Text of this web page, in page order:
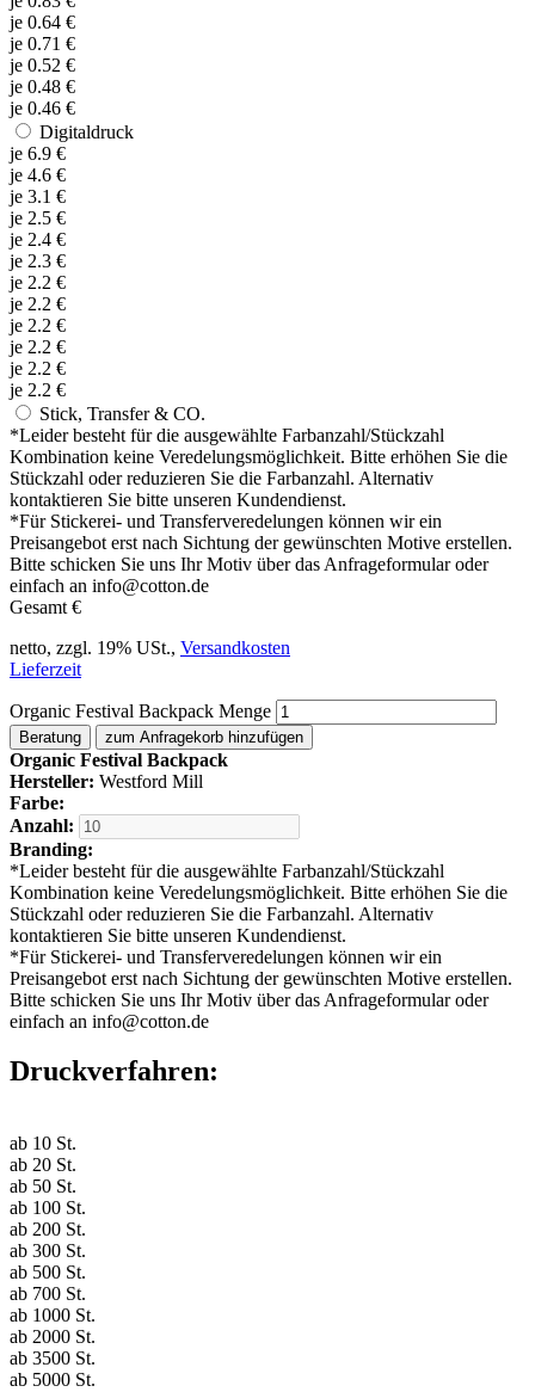
je 0.64 €
je 0.71 €
je 0.52 €
je 0.48 €
je 0.46 €
Digitaldruck
je 6.9 €
je 4.6 €
je 3.1 €
je 2.5 €
je 2.4 €
je 2.3 €
je 2.2 €
je 2.2 €
je 2.2 €
je 2.2 €
je 2.2 €
je 2.2 €
Stick, Transfer & CO.
*Leider besteht für die ausgewählte Farbanzahl/Stückzahl
Kombination keine Veredelungsmöglichkeit. Bitte erhöhen Sie die
Stückzahl oder reduzieren Sie die Farbanzahl. Alternativ
kontaktieren Sie bitte unseren Kundendienst.
*Für Stickerei- und Transferveredelungen können wir ein
Preisangebot erst nach Sichtung der gewünschten Motive erstellen.
Bitte schicken Sie uns Ihr Motiv über das Anfrageformular oder
einfach an info@cotton.de
Gesamt €
netto, zzgl. 19% USt., Versandkosten
Lieferzeit
Organic Festival Backpack Menge
Beratung zum Anfragekorb hinzufügen
Organic Festival Backpack
Hersteller: Westford Mill
Farbe:
Anzahl:
Branding:
*Leider besteht für die ausgewählte Farbanzahl/Stückzahl
Kombination keine Veredelungsmöglichkeit. Bitte erhöhen Sie die
Stückzahl oder reduzieren Sie die Farbanzahl. Alternativ
kontaktieren Sie bitte unseren Kundendienst.
*Für Stickerei- und Transferveredelungen können wir ein
Preisangebot erst nach Sichtung der gewünschten Motive erstellen.
Bitte schicken Sie uns Ihr Motiv über das Anfrageformular oder
einfach an info@cotton.de
Druckverfahren:
ab 10 St.
ab 20 St.
ab 50 St.
ab 100 St.
ab 200 St.
ab 300 St.
ab 500 St.
ab 700 St.
ab 1000 St.
ab 2000 St.
ab 3500 St.
ab 5000 St.